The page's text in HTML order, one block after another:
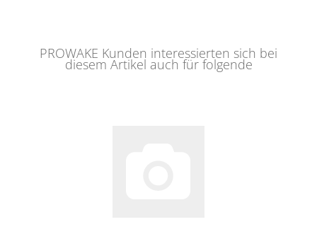
PROWAKE Kunden interessierten sich bei
diesem Artikel auch für folgende